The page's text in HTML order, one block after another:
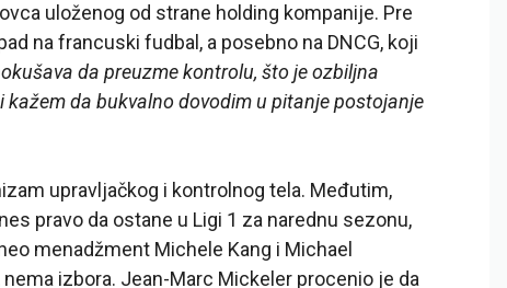
uloženog od strane holding kompanije. Pre
na francuski fudbal, a posebno na DNCG, koji
da preuzme kontrolu, što je ozbiljna
da bukvalno dovodim u pitanje postojanje
upravljačkog i kontrolnog tela. Međutim,
pravo da ostane u Ligi 1 za narednu sezonu,
menadžment Michele Kang i Michael
izbora. Jean-Marc Mickeler procenio je da